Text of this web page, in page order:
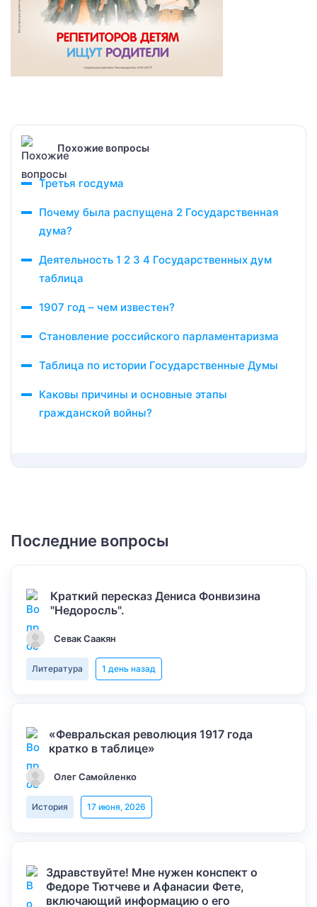
Похожие вопросы
Третья госдума
Почему была распущена 2 Государственная
дума?
Деятельность 1 2 3 4 Государственных дум
таблица
1907 год – чем известен?
Становление российского парламентаризма
Таблица по истории Государственные Думы
Каковы причины и основные этапы
гражданской войны?
Последние вопросы
Краткий пересказ Дениса Фонвизина
"Недоросль".
Севак Саакян
Литература 1 день назад
«Февральская революция 1917 года
кратко в таблице»
Олег Самойленко
История 17 июня, 2026
Здравствуйте! Мне нужен конспект о
Федоре Тютчеве и Афанасии Фете,
включающий информацию о его